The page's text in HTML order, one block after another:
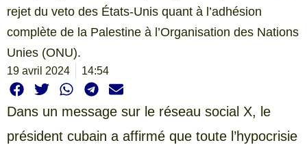
rejet du veto des États-Unis quant à l’adhésion
complète de la Palestine à l’Organisation des Nations
Unies (ONU).
19 avril 2024 14:54
Dans un message sur le réseau social X, le
président cubain a affirmé que toute l’hypocrisie